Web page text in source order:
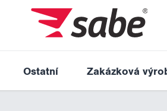
Ostatní Zakázková